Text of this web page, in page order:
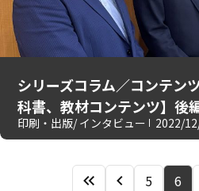
シリーズコラム／コンテン
科書、教材コンテンツ】後
印刷・出版/ インタビュー 2022/
5 6